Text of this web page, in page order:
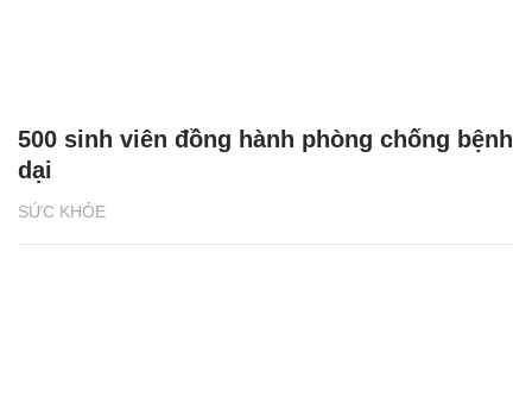
SỨC KHỎE
500 sinh viên đồng hành phòng chống bệnh
dại